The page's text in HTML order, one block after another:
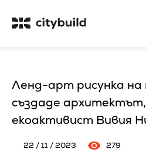
Ленд-арт рисунка на
създаде
екоактивист Вивия
22 / 11 / 2023 279